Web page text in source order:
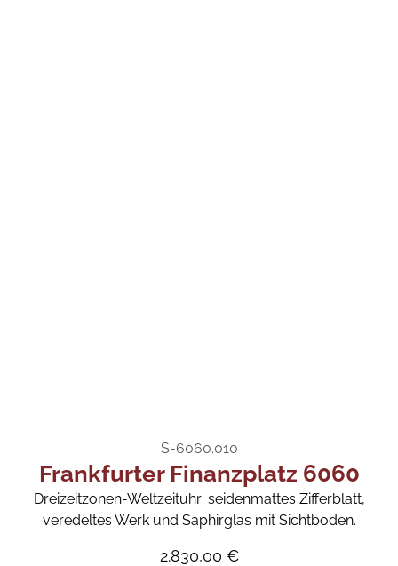
S-6060.010
Frankfurter Finanzplatz 6060
Dreizeitzonen-Weltzeituhr: seidenmattes Zifferblatt,
veredeltes Werk und Saphirglas mit Sichtboden.
2.830,00 €